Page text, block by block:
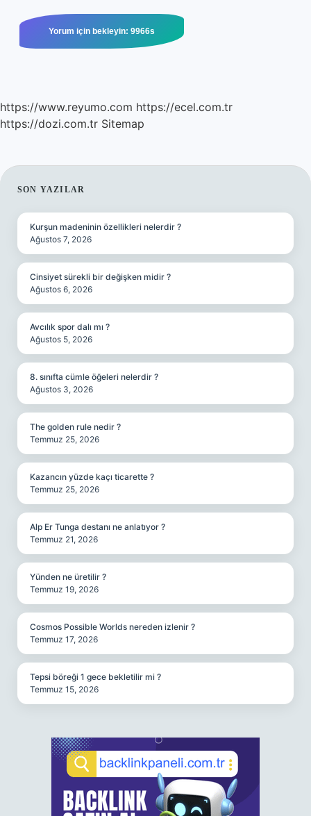
https://www.reyumo.com https://ecel.com.tr
https://dozi.com.tr Sitemap
SIDEBAR
SON YAZILAR
Kurşun madeninin özellikleri nelerdir ?
Ağustos 7, 2026
Cinsiyet sürekli bir değişken midir ?
Ağustos 6, 2026
Avcılık spor dalı mı ?
Ağustos 5, 2026
8. sınıfta cümle öğeleri nelerdir ?
Ağustos 3, 2026
The golden rule nedir ?
Temmuz 25, 2026
Kazancın yüzde kaçı ticarette ?
Temmuz 25, 2026
Alp Er Tunga destanı ne anlatıyor ?
Temmuz 21, 2026
Yünden ne üretilir ?
Temmuz 19, 2026
Cosmos Possible Worlds nereden izlenir ?
Temmuz 17, 2026
Tepsi böreği 1 gece bekletilir mi ?
Temmuz 15, 2026